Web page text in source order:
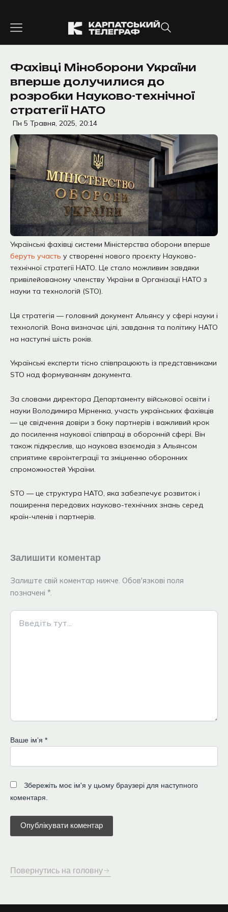
вмісту
Фахівці Міноборони України
вперше долучилися до
розробки Науково-технічної
стратегії НАТО
Пн 5 Травня, 2025, 20:14
Українські фахівці системи Міністерства оборони вперше
беруть участь у створенні нового проєкту Науково-
технічної стратегії НАТО. Це стало можливим завдяки
привілейованому членству України в Організації НАТО з
науки та технологій (STO).
Ця стратегія — головний документ Альянсу у сфері науки і
технологій. Вона визначає цілі, завдання та політику НАТО
на наступні шість років.
Українські експерти тісно співпрацюють із представниками
STO над формуванням документа.
За словами директора Департаменту військової освіти і
науки Володимира Мірненка, участь українських фахівців
— це свідчення довіри з боку партнерів і важливий крок
до посилення наукової співпраці в оборонній сфері. Він
також підкреслив, що наукова взаємодія з Альянсом
сприятиме євроінтеграції та зміцненню оборонних
спроможностей України.
STO — це структура НАТО, яка забезпечує розвиток і
поширення передових науково-технічних знань серед
країн-членів і партнерів.
Залишити коментар
Залиште свій коментар нижче. Обов'язкові поля
позначені *.
Введіть
тут...
Ваше імʼя *
Збережіть моє ім'я у цьому браузері для наступного
коментаря.
Повернутись на головну